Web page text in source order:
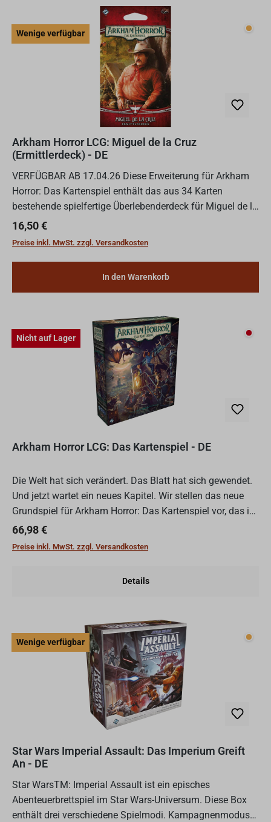
Wenige verfügbar
Arkham Horror LCG: Miguel de la Cruz
(Ermittlerdeck) - DE
VERFÜGBAR AB 17.04.26 Diese Erweiterung für Arkham
Horror: Das Kartenspiel enthält das aus 34 Karten
bestehende spielfertige Überlebenderdeck für Miguel de la
Cruz sowie 26 Verbesserungen für dieses Ermittlerdeck.
Das...
Regulärer Preis:
16,50 €
Preise inkl. MwSt. zzgl. Versandkosten
In den Warenkorb
Nicht auf Lager Nicht
Arkham Horror LCG: Das Kartenspiel - DE
Die Welt hat sich verändert. Das Blatt hat sich gewendet.
Und jetzt wartet ein neues Kapitel. Wir stellen das neue
Grundspiel für Arkham Horror: Das Kartenspiel vor, das im
Frühling 2026 erscheinen wird. Dieses neue G...
Regulärer Preis:
66,98 €
Preise inkl. MwSt. zzgl. Versandkosten
Details
Wenige verfügbar
Star Wars Imperial Assault: Das Imperium Greift
An - DE
Star WarsTM: Imperial Assault ist ein episches
Abenteuerbrettspiel im Star Wars-Universum. Diese Box
enthält drei verschiedene Spielmodi. Kampagnenmodus